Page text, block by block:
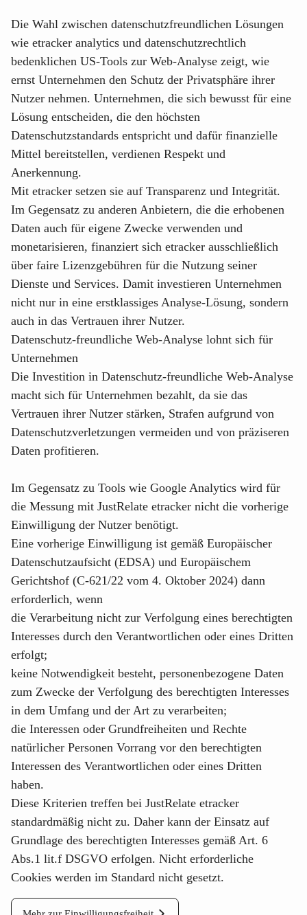
Die Wahl zwischen datenschutzfreundlichen Lösungen
wie etracker analytics und datenschutzrechtlich
bedenklichen US-Tools zur Web-Analyse zeigt, wie
ernst Unternehmen den Schutz der Privatsphäre ihrer
Nutzer nehmen. Unternehmen, die sich bewusst für eine
Lösung entscheiden, die den höchsten
Datenschutzstandards entspricht und dafür finanzielle
Mittel bereitstellen, verdienen Respekt und
Anerkennung.
Mit etracker setzen sie auf Transparenz und Integrität.
Im Gegensatz zu anderen Anbietern, die die erhobenen
Daten auch für eigene Zwecke verwenden und
monetarisieren, finanziert sich etracker ausschließlich
über faire Lizenzgebühren für die Nutzung seiner
Dienste und Services. Damit investieren Unternehmen
nicht nur in eine erstklassiges Analyse-Lösung, sondern
auch in das Vertrauen ihrer Nutzer.
Datenschutz-freundliche Web-Analyse lohnt sich für
Unternehmen
Die Investition in Datenschutz-freundliche Web-Analyse
macht sich für Unternehmen bezahlt, da sie das
Vertrauen ihrer Nutzer stärken, Strafen aufgrund von
Datenschutzverletzungen vermeiden und von präziseren
Daten profitieren.
Im Gegensatz zu Tools wie Google Analytics wird für
die Messung mit JustRelate etracker nicht die vorherige
Einwilligung der Nutzer benötigt.
Eine vorherige Einwilligung ist gemäß Europäischer
Datenschutzaufsicht (EDSA) und Europäischem
Gerichtshof (C-621/22 vom 4. Oktober 2024) dann
erforderlich, wenn
die Verarbeitung nicht zur Verfolgung eines berechtigten
Interesses durch den Verantwortlichen oder eines Dritten
erfolgt;
keine Notwendigkeit besteht, personenbezogene Daten
zum Zwecke der Verfolgung des berechtigten Interesses
in dem Umfang und der Art zu verarbeiten;
die Interessen oder Grundfreiheiten und Rechte
natürlicher Personen Vorrang vor den berechtigten
Interessen des Verantwortlichen oder eines Dritten
haben.
Diese Kriterien treffen bei JustRelate etracker
standardmäßig nicht zu. Daher kann der Einsatz auf
Grundlage des berechtigten Interesses gemäß Art. 6
Abs.1 lit.f DSGVO erfolgen. Nicht erforderliche
Cookies werden im Standard nicht gesetzt.